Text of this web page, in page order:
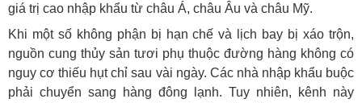
giá trị cao nhập khẩu từ châu Á, châu Âu và châu Mỹ.
Khi một số không phận bị hạn chế và lịch bay bị xáo trộn,
nguồn cung thủy sản tươi phụ thuộc đường hàng không có
nguy cơ thiếu hụt chỉ sau vài ngày. Các nhà nhập khẩu buộc
phải chuyển sang hàng đông lạnh. Tuy nhiên, kênh này